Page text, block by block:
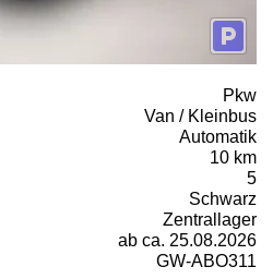
Pkw
Van / Kleinbus
Automatik
10 km
5
Schwarz
Zentrallager
ab ca. 25.08.2026
GW-ABO311